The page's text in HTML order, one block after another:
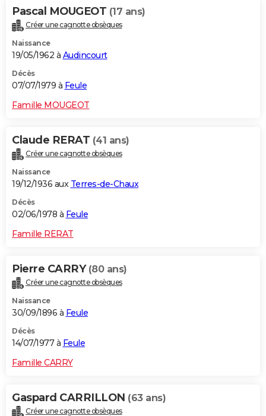
Pascal MOUGEOT (17 ans)
Créer une cagnotte obsèques
Naissance
19/05/1962 à Audincourt
Décès
07/07/1979 à Feule
Famille MOUGEOT
Claude RERAT (41 ans)
Créer une cagnotte obsèques
Naissance
19/12/1936 aux Terres-de-Chaux
Décès
02/06/1978 à Feule
Famille RERAT
Pierre CARRY (80 ans)
Créer une cagnotte obsèques
Naissance
30/09/1896 à Feule
Décès
14/07/1977 à Feule
Famille CARRY
Gaspard CARRILLON (63 ans)
Créer une cagnotte obsèques